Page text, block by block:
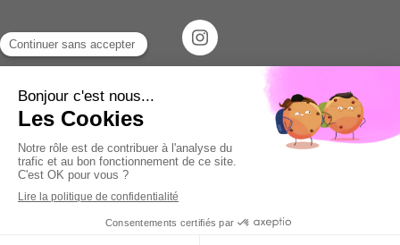
Le praticien Kinésiologue ne remplace absolument pas le
médecin, il ne pose pas de diagnostic, il ne fait aucune
prescription médicale et ne vous demande jamais de
suspendre un traitement médical.
Création et référencement du site par Simplébo
Site partenaire deAnnuaire Thérapeutes